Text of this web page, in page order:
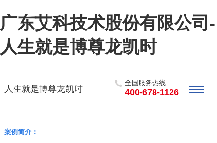
广东艾科技术股份有限公司-
人生就是博尊龙凯时
人生就是博尊龙凯时
全国服务热线
400-678-1126
案例简介：